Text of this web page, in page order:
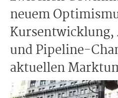
neuem
und Pipeline-
aktuellen